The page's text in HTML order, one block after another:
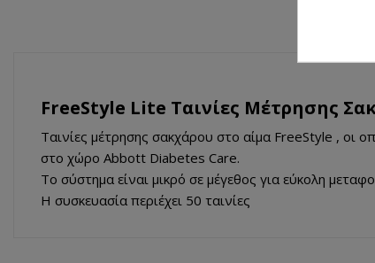
FreeStyle Lite Ταινίες Μέτρησης
Ταινίες μέτρησης σακχάρου στο αίμα FreeStyle , οι
στο χώρο Abbott Diabetes Care.
Το σύστημα είναι μικρό σε μέγεθος για εύκολη
Η συσκευασία περιέχει 50 ταινίες